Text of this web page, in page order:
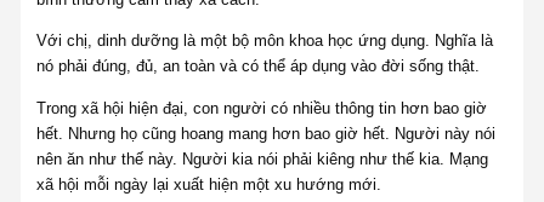
Với chị, dinh dưỡng là một bộ môn khoa học ứng dụng. Nghĩa là
nó phải đúng, đủ, an toàn và có thể áp dụng vào đời sống thật.
Trong xã hội hiện đại, con người có nhiều thông tin hơn bao giờ
hết. Nhưng họ cũng hoang mang hơn bao giờ hết. Người này nói
nên ăn như thế này. Người kia nói phải kiêng như thế kia. Mạng
xã hội mỗi ngày lại xuất hiện một xu hướng mới.